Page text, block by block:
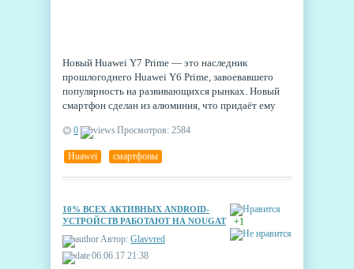
Новый Huawei Y7 Prime — это наследник
прошлогоднего Huawei Y6 Prime, завоевавшего
популярность на развивающихся рынках. Новый
смартфон сделан из алюминия, что придаёт ему
получила большой IPS-дисплей и солидный
аккумулятор ёмкостью 4000 мАч.
0 Просмотров: 2584
Huawei смартфоны
+1
10% ВСЕХ АКТИВНЫХ ANDROID-
УСТРОЙСТВ РАБОТАЮТ НА NOUGAT
Автор: Glavvred
06.06.17 21:38